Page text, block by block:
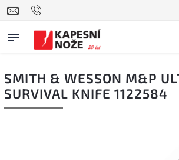
SMITH & WESSON M&P
SURVIVAL KNIFE 1122584